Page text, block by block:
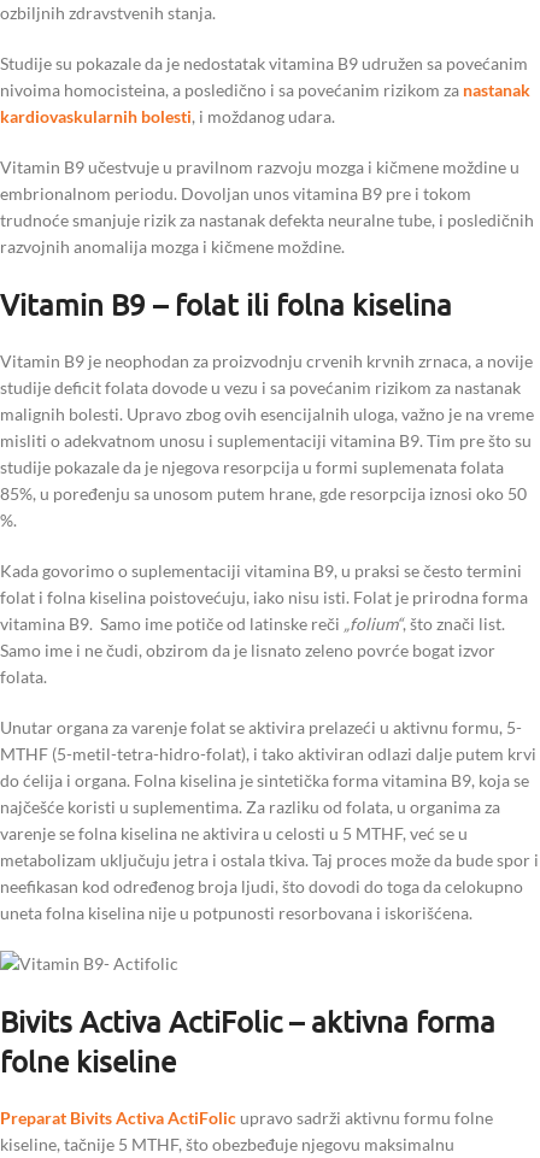
ozbiljnih zdravstvenih stanja.
Studije su pokazale da je nedostatak vitamina B9 udružen sa povećanim
nivoima homocisteina, a posledično i sa povećanim rizikom za nastanak
kardiovaskularnih bolesti, i moždanog udara.
Vitamin B9 učestvuje u pravilnom razvoju mozga i kičmene moždine u
embrionalnom periodu. Dovoljan unos vitamina B9 pre i tokom
trudnoće smanjuje rizik za nastanak defekta neuralne tube, i posledičnih
razvojnih anomalija mozga i kičmene moždine.
Vitamin B9 – folat ili folna kiselina
Vitamin B9 je neophodan za proizvodnju crvenih krvnih zrnaca, a novije
studije deficit folata dovode u vezu i sa povećanim rizikom za nastanak
malignih bolesti. Upravo zbog ovih esencijalnih uloga, važno je na vreme
misliti o adekvatnom unosu i suplementaciji vitamina B9. Tim pre što su
studije pokazale da je njegova resorpcija u formi suplemenata folata
85%, u poređenju sa unosom putem hrane, gde resorpcija iznosi oko 50
%.
Kada govorimo o suplementaciji vitamina B9, u praksi se često termini
folat i folna kiselina poistovećuju, iako nisu isti. Folat je prirodna forma
vitamina B9. Samo ime potiče od latinske reči „folium“, što znači list.
Samo ime i ne čudi, obzirom da je lisnato zeleno povrće bogat izvor
folata.
Unutar organa za varenje folat se aktivira prelazeći u aktivnu formu, 5-
MTHF (5-metil-tetra-hidro-folat), i tako aktiviran odlazi dalje putem krvi
do ćelija i organa. Folna kiselina je sintetička forma vitamina B9, koja se
najčešće koristi u suplementima. Za razliku od folata, u organima za
varenje se folna kiselina ne aktivira u celosti u 5 MTHF, već se u
metabolizam uključuju jetra i ostala tkiva. Taj proces može da bude spor i
neefikasan kod određenog broja ljudi, što dovodi do toga da celokupno
uneta folna kiselina nije u potpunosti resorbovana i iskorišćena.
Bivits Activa ActiFolic – aktivna forma
folne kiseline
Preparat Bivits Activa ActiFolic upravo sadrži aktivnu formu folne
kiseline, tačnije 5 MTHF, što obezbeđuje njegovu maksimalnu